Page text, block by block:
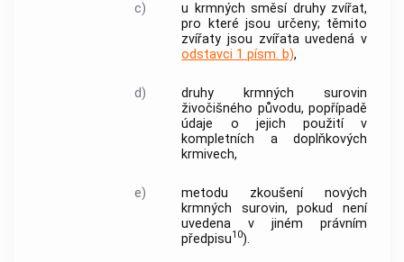
c)
u krmných směsí druhy zvířat,
pro které jsou určeny; těmito
zvířaty jsou zvířata uvedená v
odstavci 1 písm. b),
d)
druhy krmných surovin
živočišného původu, popřípadě
údaje o jejich použití v
kompletních a doplňkových
krmivech,
e)
metodu zkoušení nových
krmných surovin, pokud není
uvedena v jiném právním
předpisu10).